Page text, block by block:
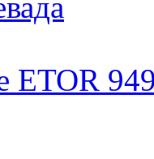
ETOR